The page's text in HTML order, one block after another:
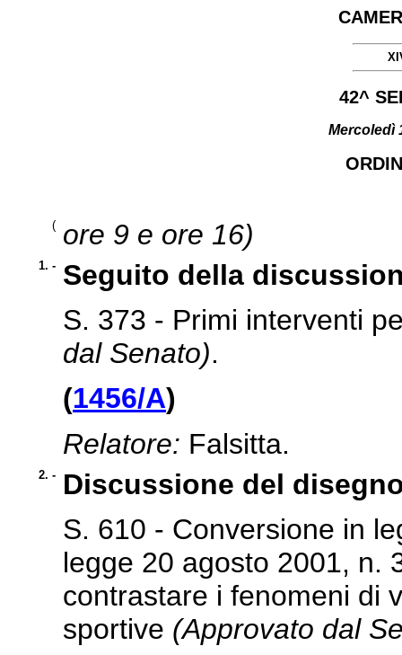
42^
Mercoledì
( ore 9 e ore 16)
1. - Seguito della
S. 373 - Primi interventi
dal Senato).
(1456/A)
Relatore: Falsitta.
2. -
Discussione del
S. 610 - Conversione in
legge 20 agosto 2001, n.
contrastare i fenomeni di
sportive (Approvato dal